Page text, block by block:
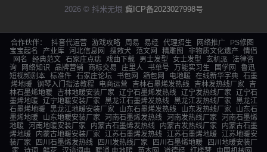
2026 © 抖米无垠 冀ICP备2023027998号
合作伙伴： 抖音代运营 游戏攻略 周易 易经 代理招生 网络推广
PS修图
宝宝起名
产业库 河北信息网 搜救犬 范文网 精雕图 非物质文化遗产
情侣
网名
经典范文 石家庄点痣 戏曲下载 男士发型 女士发型 玄机派
法律咨
询
网络知识 品牌营销 商标交易 庄里人 书单号 万能实习生 国学网
鲁迅
短视频剧本 标准件 石家庄论坛 书包网 箱包网 电地暖 在线新华字典 石墨
烯地暖 钢琴入门指法教程 电商运营 吉林石墨烯发热线 吉林发热线厂家
吉
林石墨烯地暖
吉林地暖安装厂家 辽宁石墨烯发热线 辽宁发热线厂家
辽宁石
墨烯地暖 辽宁地暖安装厂家 黑龙江石墨烯发热线 黑龙江发热线厂家
黑龙江
石墨烯地暖 黑龙江地暖安装厂家 山东石墨烯发热线 山东发热线厂家
山东石
墨烯地暖
山东地暖安装厂家 河南石墨烯发热线 河南发热线厂家
河南石墨烯
地暖 河南地暖安装厂家 内蒙古石墨烯发热线 内蒙古发热线厂家
内蒙古石墨
烯地暖
内蒙古地暖安装厂家 江苏石墨烯发热线 江苏石墨烯地暖
江苏地暖安
装厂家
四川石墨烯发热线 四川发热线厂家 四川石墨烯地暖
四川地暖安装厂